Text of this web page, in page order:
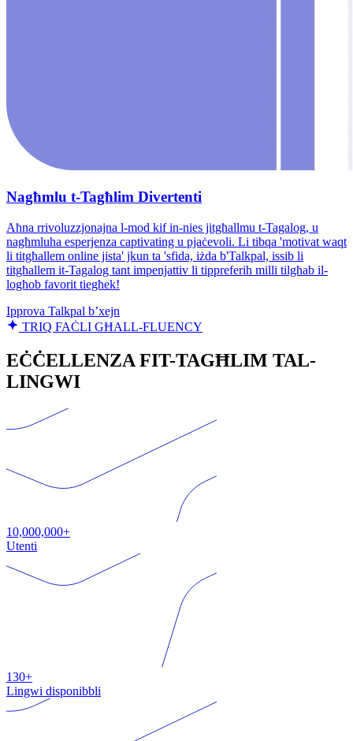
Nagħmlu t-Tagħlim Divertenti
Aħna rrivoluzzjonajna l-mod kif in-nies jitgħallmu t-Tagalog, u
nagħmluha esperjenza captivating u pjaċevoli. Li tibqa 'motivat waqt
li titgħallem online jista' jkun ta 'sfida, iżda b'Talkpal, issib li
titgħallem it-Tagalog tant impenjattiv li tippreferih milli tilgħab il-
logħob favorit tiegħek!
Ipprova Talkpal b’xejn
TRIQ FAĊLI GĦALL-FLUENCY
EĊĊELLENZA FIT-TAGĦLIM TAL-
LINGWI
10,000,000+
Utenti
130+
Lingwi disponibbli